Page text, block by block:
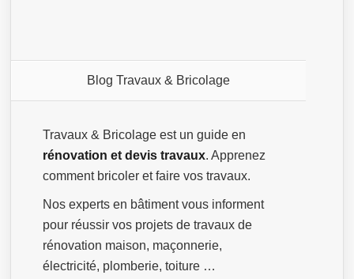
Blog Travaux & Bricolage
Travaux & Bricolage est un guide en
rénovation et devis travaux. Apprenez
comment bricoler et faire vos travaux.
Nos experts en bâtiment vous informent
pour réussir vos projets de travaux de
rénovation maison, maçonnerie,
électricité, plomberie, toiture …